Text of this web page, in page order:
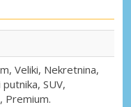
Veliki, Nekretnina,
SUV,
Premium.